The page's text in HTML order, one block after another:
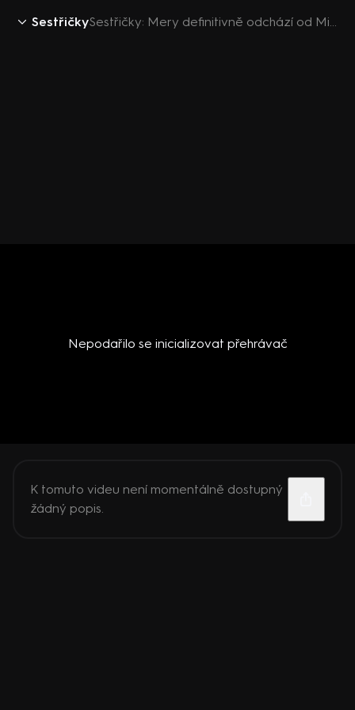
Sestřičky Sestřičky: Mery definitivně odchází od Michala
Nepodařilo se inicializovat přehrávač
K tomuto videu není momentálně dostupný
žádný popis.